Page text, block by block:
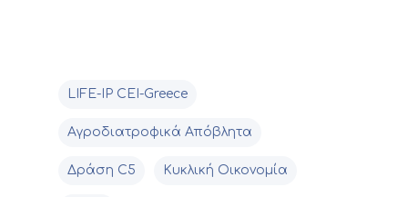
LIFE-IP CEI-Greece
Αγροδιατροφικά Απόβλητα
Δράση C5 Κυκλική Οικονομία